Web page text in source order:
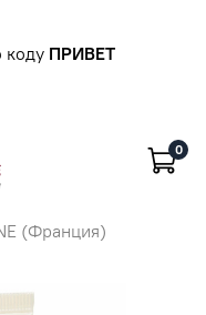
коду ПРИВЕТ
0
(Франция)